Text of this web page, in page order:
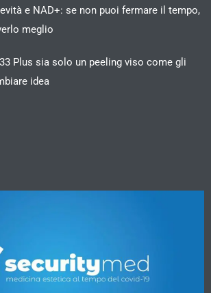
e NAD+: se non puoi fermare il tempo,
meglio
Plus sia solo un peeling viso come gli
idea